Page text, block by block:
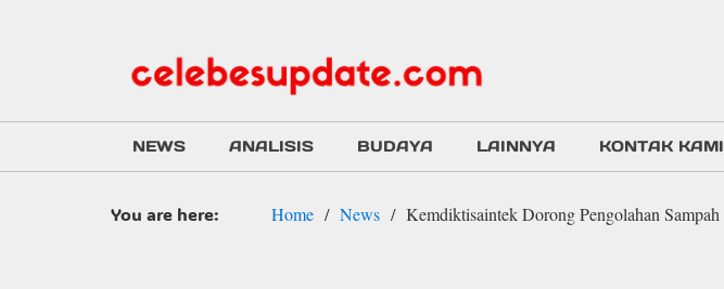
NEWS ANALISIS BUDAYA LAINNYA KONTAK KAMI
You are here: Home News Kemdiktisaintek Dorong Pengolahan